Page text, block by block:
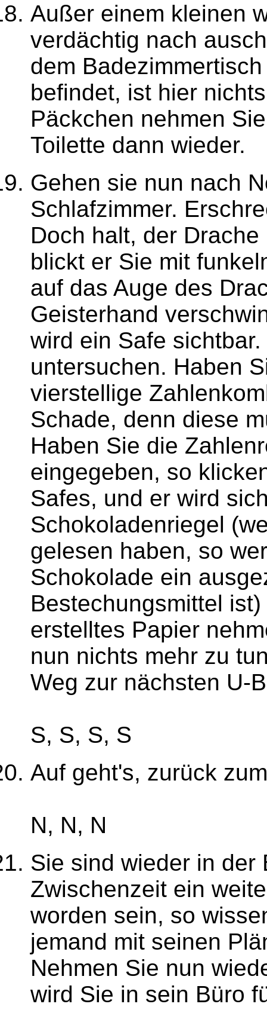
Außer einem kleinen
verdächtig nach
dem
befindet, ist hier
Päckchen nehmen
Toilette dann wieder.
Gehen sie nun nach
Schlafzimmer.
Doch halt, der
blickt er Sie mit
auf das Auge des
Geisterhand
wird ein Safe
untersuchen. Haben
vierstellige
Schade, denn diese
Haben Sie die
eingegeben, so
Safes, und er wird
Schokoladenriegel
gelesen haben, so
Schokolade ein
Bestechungsmittel
erstelltes Papier
nun nichts mehr zu
Weg zur nächsten U-
S, S, S, S
Auf geht's, zurück
N, N, N
Sie sind wieder in der
Zwischenzeit ein
worden sein, so
jemand mit seinen
Nehmen Sie nun
wird Sie in sein Büro